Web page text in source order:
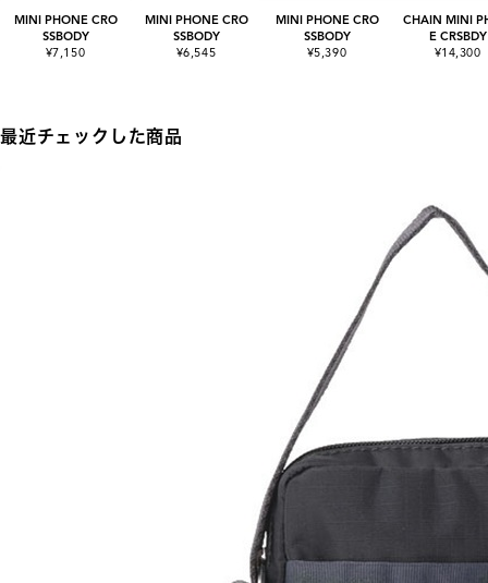
MINI PHONE CRO
SSBODY
¥7,150
MINI PHONE CRO
SSBODY
¥6,545
MINI PHONE CRO
SSBODY
¥5,390
CHAIN MINI
E CRSBDY
¥14,300
最近チェックした商品